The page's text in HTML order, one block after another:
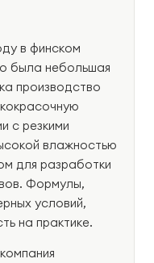
в финском
была небольшая
производство
с резкими
влажностью
для разработки
Формулы,
условий,
на практике.